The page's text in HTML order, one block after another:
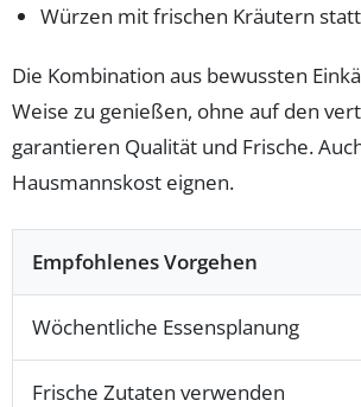
Würzen mit frischen Kräutern statt
Die Kombination aus bewussten
Weise zu genießen, ohne auf den
garantieren Qualität und Frische.
Hausmannskost eignen.
Empfohlenes Vorgehen
Wöchentliche Essensplanung
Frische Zutaten verwenden